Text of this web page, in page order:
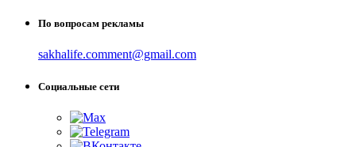
По вопросам рекламы
sakhalife.comment@gmail.com
Социальные сети